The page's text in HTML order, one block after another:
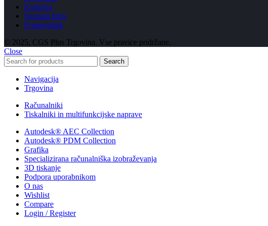
Košarica
Seznam želja
Primerjalnik
© 2025, CGS Plus Trgovina. Vse pravice pridržane.
Close
Search
Navigacija
Trgovina
Računalniki
Tiskalniki in multifunkcijske naprave
Autodesk® AEC Collection
Autodesk® PDM Collection
Grafika
Specializirana računalniška izobraževanja
3D tiskanje
Podpora uporabnikom
O nas
Wishlist
Compare
Login / Register